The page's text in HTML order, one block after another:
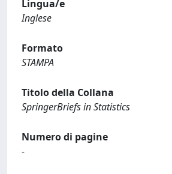
Lingua/e
Inglese
Formato
STAMPA
Titolo della Collana
SpringerBriefs in Statistics
Numero di pagine
-